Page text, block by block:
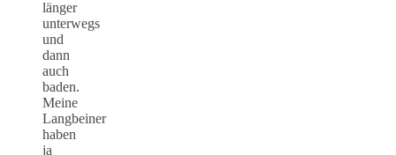
länger
unterwegs
und
dann
auch
baden.
Meine
Langbeiner
haben
ja